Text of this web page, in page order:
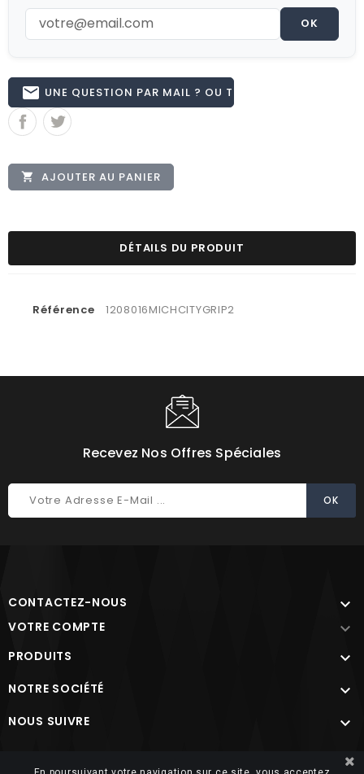
OK
email UNE QUESTION PAR MAIL ? OU TÉL 02.51.62.16.59
 AJOUTER AU PANIER
DÉTAILS DU PRODUIT
Référence 1208016MICHCITYGRIP2
Recevez Nos Offres Spéciales
CONTACTEZ-NOUS 
VOTRE COMPTE 
PRODUITS 
NOTRE SOCIÉTÉ 
NOUS SUIVRE 